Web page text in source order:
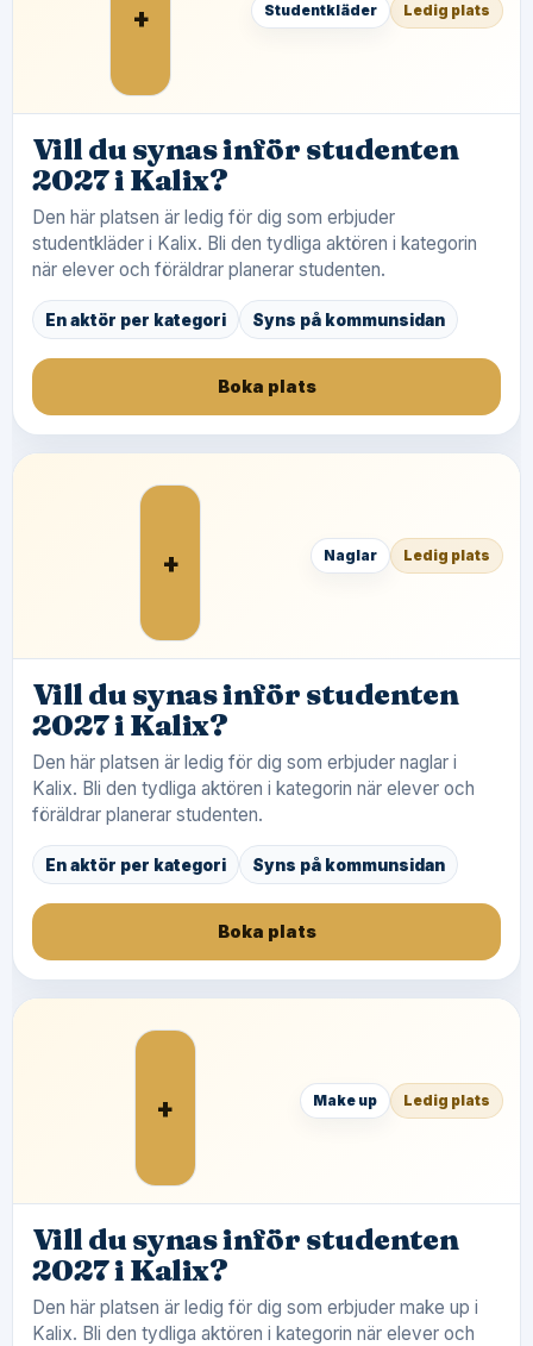
+ Studentkläder Ledig plats
Vill du synas inför studenten
2027 i Kalix?
Den här platsen är ledig för dig som erbjuder
studentkläder i Kalix. Bli den tydliga aktören i kategorin
när elever och föräldrar planerar studenten.
En aktör per kategori Syns på kommunsidan
Boka plats
+ Naglar Ledig plats
Vill du synas inför studenten
2027 i Kalix?
Den här platsen är ledig för dig som erbjuder naglar i
Kalix. Bli den tydliga aktören i kategorin när elever och
föräldrar planerar studenten.
En aktör per kategori Syns på kommunsidan
Boka plats
+ Make up Ledig plats
Vill du synas inför studenten
2027 i Kalix?
Den här platsen är ledig för dig som erbjuder make up i
Kalix. Bli den tydliga aktören i kategorin när elever och